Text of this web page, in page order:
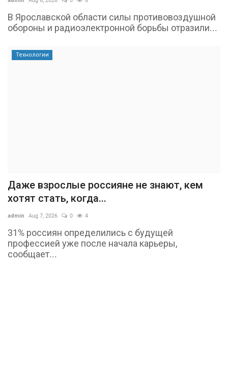
В Ярославской области силы противовоздушной
обороны и радиоэлектронной борьбы отразили...
Технологии
Даже взрослые россияне не знают, кем
хотят стать, когда...
admin Aug 7, 2026 0 4
31% россиян определились с будущей
профессией уже после начала карьеры,
сообщает...